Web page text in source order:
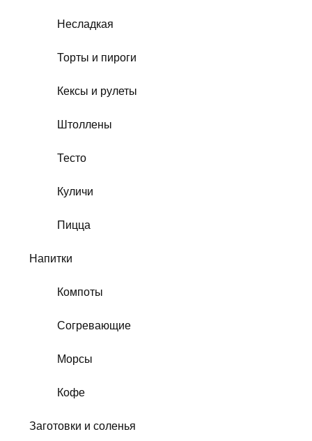
Несладкая
Торты и пироги
Кексы и рулеты
Штоллены
Тесто
Куличи
Пицца
Напитки
Компоты
Согревающие
Морсы
Кофе
Заготовки и соленья